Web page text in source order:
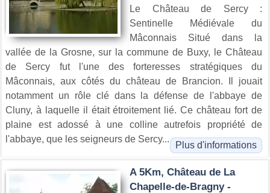
Le Château de Sercy :
Sentinelle Médiévale du
Mâconnais Situé dans la
vallée de la Grosne, sur la commune de Buxy, le Château
de Sercy fut l'une des forteresses stratégiques du
Mâconnais, aux côtés du château de Brancion. Il jouait
notamment un rôle clé dans la défense de l'abbaye de
Cluny, à laquelle il était étroitement lié. Ce château fort de
plaine est adossé à une colline autrefois propriété de
l'abbaye, que les seigneurs de Sercy...
Plus d'informations
A 5Km, Château de La
Chapelle-de-Bragny -